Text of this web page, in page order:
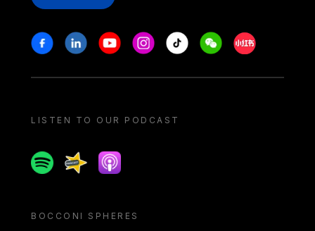
Stay in touch
FacebookLinkedinYoutubeInstagram
Tiktok WeechatXiaohongshu/
LISTEN TO OUR PODCAST
SpotifySpreakerApple podcast
BOCCONI SPHERES